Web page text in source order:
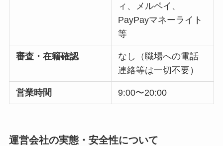
ィ、メルペイ、
PayPayマネーライト
等
審査・在籍確認
なし（職場への電話
連絡等は一切不要）
営業時間 9:00〜20:00
運営会社の実態・安全性について